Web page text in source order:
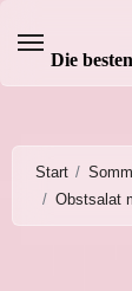
Inhalt
springen
Die
Start
Obstsalat